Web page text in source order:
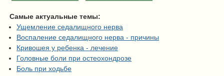
Самые актуальные темы:
Ущемление седалищного нерва
Воспаление седалищного нерва - причины
Кривошея у ребенка - лечение
Головные боли при остеохондрозе
Боль при ходьбе